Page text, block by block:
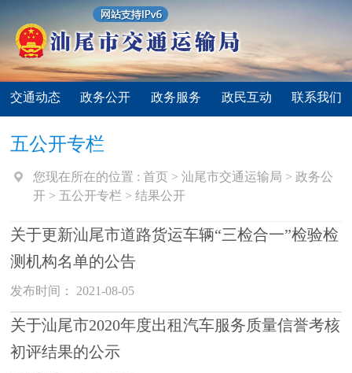
交通动态 政务公开 政务服务 政民互动 联系我们
五公开专栏
您现在所在的位置 :首页 >汕尾市交通运输局 >政务公
开 > 五公开专栏 >结果公开
关于更新汕尾市道路货运车辆“三检合一”检验检
测机构名单的公告
发布时间： 2021-08-05
关于汕尾市2020年度出租汽车服务质量信誉考核
初评结果的公示